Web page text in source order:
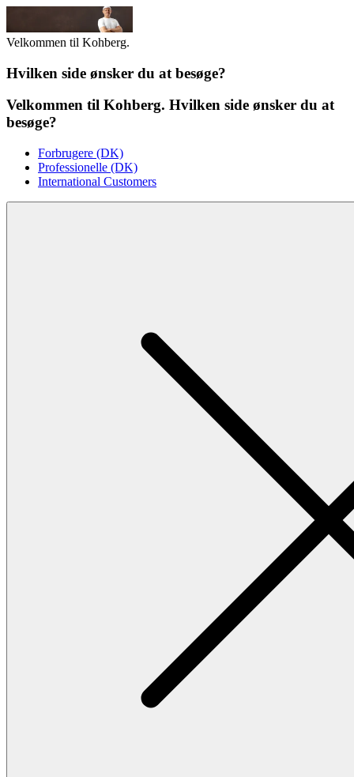
Velkommen til Kohberg.
Hvilken side ønsker du at besøge?
Velkommen til Kohberg. Hvilken side ønsker du at
besøge?
Forbrugere (DK)
Professionelle (DK)
International Customers